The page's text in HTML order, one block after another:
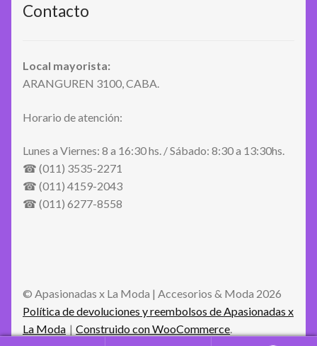
Contacto
Local mayorista:
ARANGUREN 3100, CABA.
Horario de atención:
Lunes a Viernes: 8 a 16:30 hs. / Sábado: 8:30 a 13:30hs.
☎ (011) 3535-2271
☎ (011) 4159-2043
☎ (011) 6277-8558
© Apasionadas x La Moda | Accesorios & Moda 2026
Política de devoluciones y reembolsos de Apasionadas x
La Moda
Construido con WooCommerce